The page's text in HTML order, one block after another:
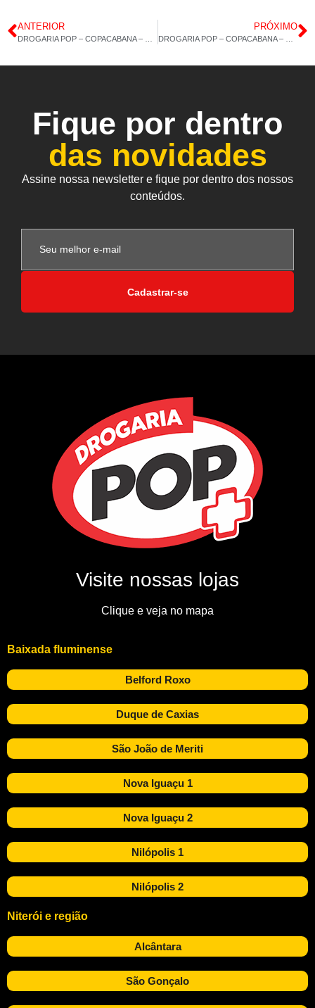
ANTERIOR PRÓXIMO
Fique por dentro
das novidades
Assine nossa newsletter e fique por dentro dos nossos
conteúdos.
Cadastrar-se
Visite nossas lojas
Clique e veja no mapa
Baixada fluminense
Belford Roxo
Duque de Caxias
São João de Meriti
Nova Iguaçu 1
Nova Iguaçu 2
Nilópolis 1
Nilópolis 2
Niterói e região
Alcântara
São Gonçalo